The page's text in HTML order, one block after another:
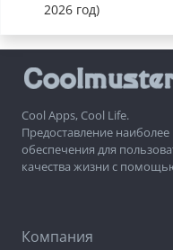
2026 год)
Cool Apps, Cool Life.
Предоставление
обеспечения для
качества жизни с
Компания